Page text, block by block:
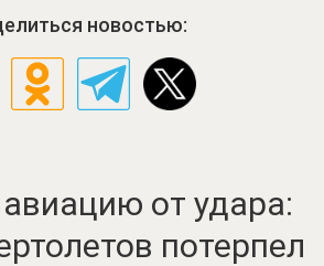
новостью:
от удара:
потерпел